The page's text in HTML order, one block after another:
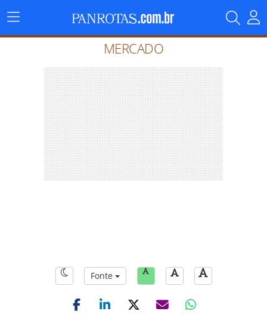
Menu
Principal
MERCADO
Fonte